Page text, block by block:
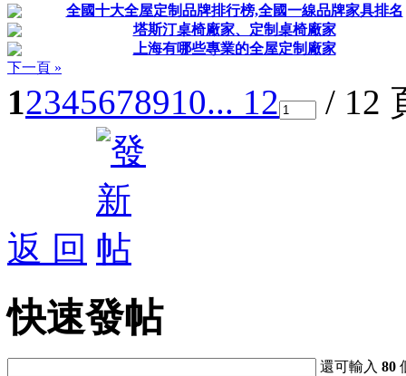
全國十大全屋定制品牌排行榜,全國一線品牌家具排名
塔斯汀桌椅廠家、定制桌椅廠家
上海有哪些專業的全屋定制廠家
下一頁 »
12345678910... 12 / 12
返 回
快速發帖
還可輸入80